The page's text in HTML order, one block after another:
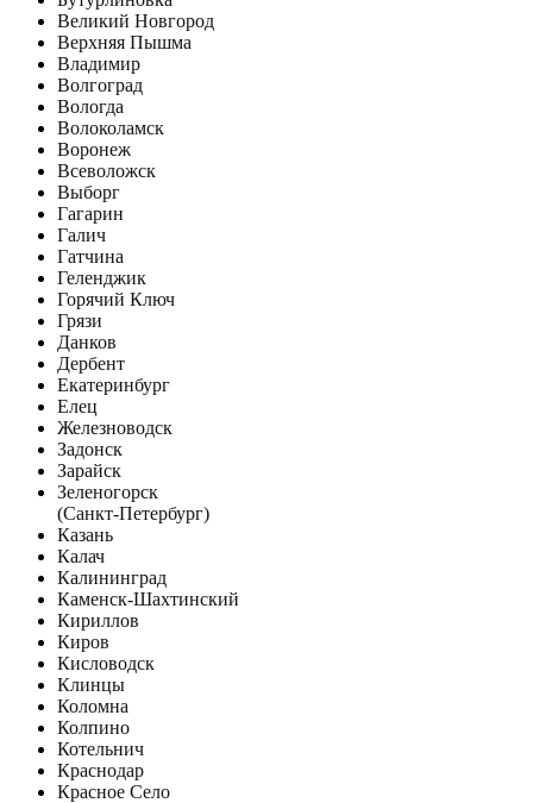
Великий Новгород
Верхняя Пышма
Владимир
Волгоград
Вологда
Волоколамск
Воронеж
Всеволожск
Выборг
Гагарин
Галич
Гатчина
Геленджик
Горячий Ключ
Грязи
Данков
Дербент
Екатеринбург
Елец
Железноводск
Задонск
Зарайск
Зеленогорск
(Санкт-Петербург)
Казань
Калач
Калининград
Каменск-Шахтинский
Кириллов
Киров
Кисловодск
Клинцы
Коломна
Колпино
Котельнич
Краснодар
Красное Село